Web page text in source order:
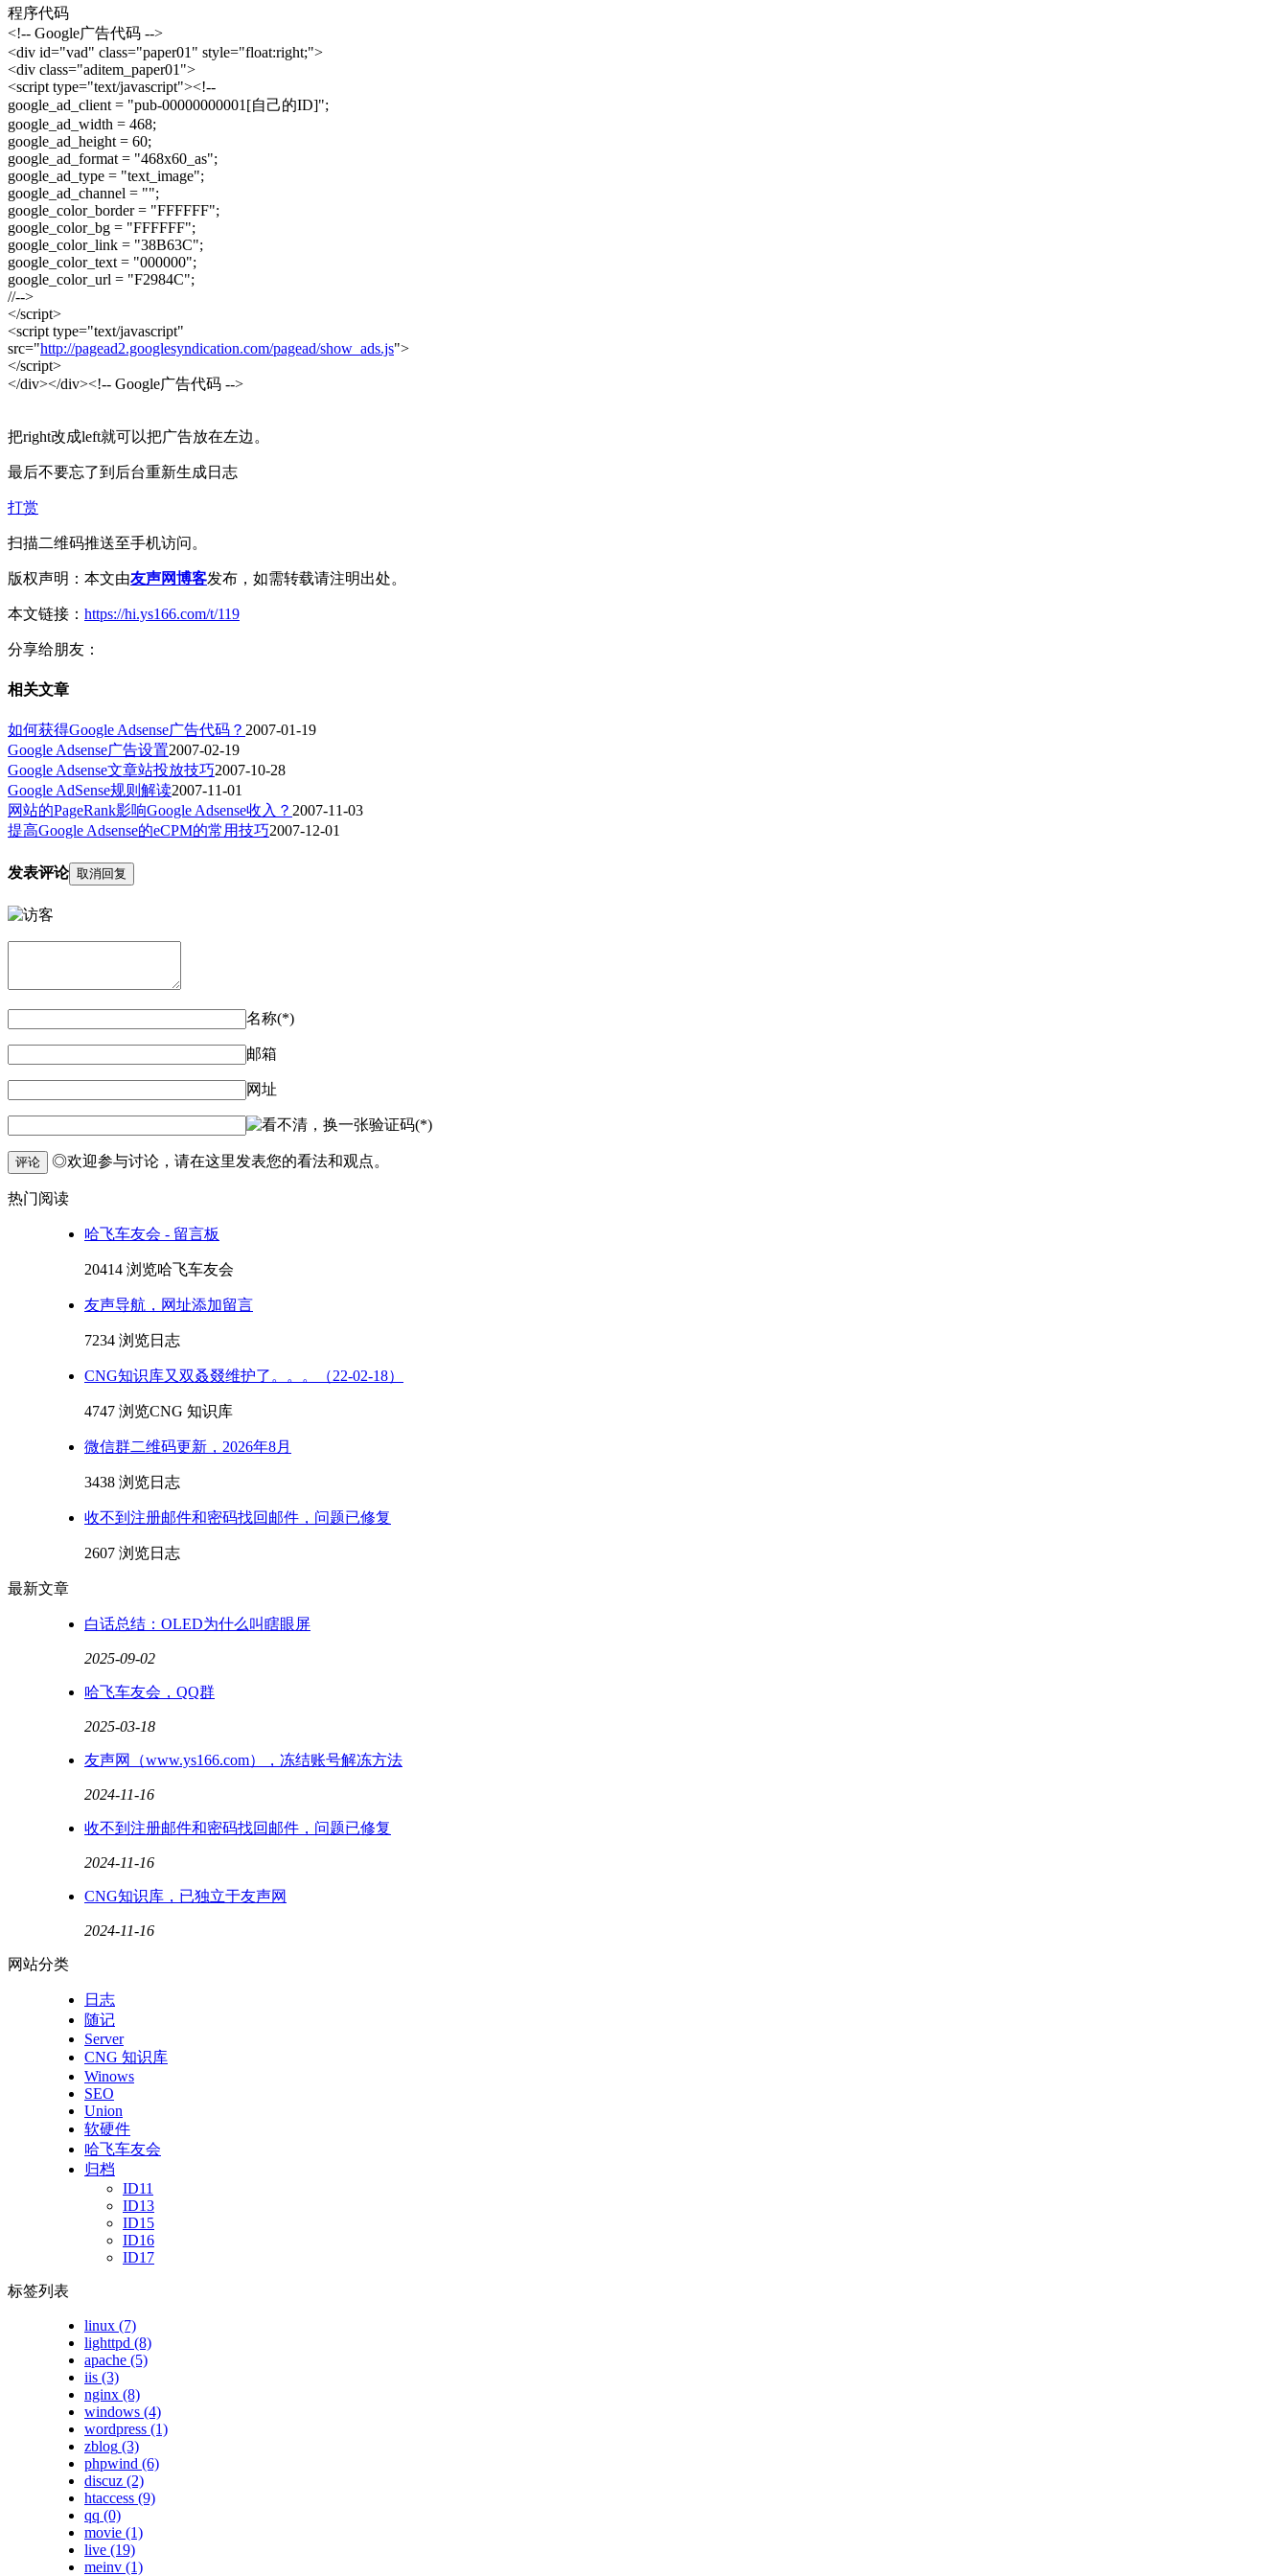
程序代码
<!-- Google广告代码 -->
<div id="vad" class="paper01" style="float:right;">
<div class="aditem_paper01">
<script type="text/javascript"><!--
google_ad_client = "pub-00000000001[自己的ID]";
google_ad_width = 468;
google_ad_height = 60;
google_ad_format = "468x60_as";
google_ad_type = "text_image";
google_ad_channel = "";
google_color_border = "FFFFFF";
google_color_bg = "FFFFFF";
google_color_link = "38B63C";
google_color_text = "000000";
google_color_url = "F2984C";
//-->
</script>
<script type="text/javascript"
src="http://pagead2.googlesyndication.com/pagead/show_ads.js">
</script>
</div></div><!-- Google广告代码 -->
把right改成left就可以把广告放在左边。
最后不要忘了到后台重新生成日志
打赏
扫描二维码推送至手机访问。
版权声明：本文由友声网博客发布，如需转载请注明出处。
本文链接： https://hi.ys166.com/t/119
分享给朋友：
相关文章
如何获得Google Adsense广告代码？ 2007-01-19
Google Adsense广告设置2007-02-19
Google Adsense文章站投放技巧2007-10-28
Google AdSense规则解读2007-11-01
网站的PageRank影响Google Adsense收入？ 2007-11-03
提高Google Adsense的eCPM的常用技巧2007-12-01
发表评论 取消回复
名称(*)
邮箱
网址
验证码(*)
评论 ◎欢迎参与讨论，请在这里发表您的看法和观点。
热门阅读
哈飞车友会 - 留言板
20414 浏览哈飞车友会
友声导航，网址添加留言
7234 浏览日志
CNG知识库又双叒叕维护了。。。（22-02-18）
4747 浏览CNG 知识库
微信群二维码更新，2026年8月
3438 浏览日志
收不到注册邮件和密码找回邮件，问题已修复
2607 浏览日志
最新文章
白话总结：OLED为什么叫瞎眼屏
2025-09-02
哈飞车友会，QQ群
2025-03-18
友声网（www.ys166.com），冻结账号解冻方法
2024-11-16
收不到注册邮件和密码找回邮件，问题已修复
2024-11-16
CNG知识库，已独立于友声网
2024-11-16
网站分类
日志
随记
Server
CNG 知识库
Winows
SEO
Union
软硬件
哈飞车友会
归档
ID11
ID13
ID15
ID16
ID17
标签列表
linux (7)
lighttpd (8)
apache (5)
iis (3)
nginx (8)
windows (4)
wordpress (1)
zblog (3)
phpwind (6)
discuz (2)
htaccess (9)
qq (0)
movie (1)
live (19)
meinv (1)